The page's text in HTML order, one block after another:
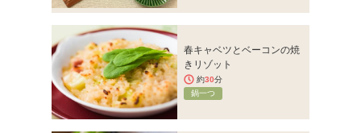
春キャベツとベーコンの焼
きリゾット
約30分
鍋一つ